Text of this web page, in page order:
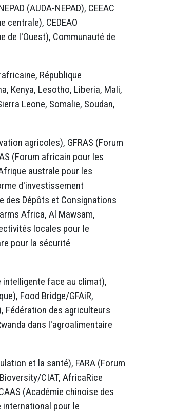
(AUDA-NEPAD), CEEAC
centrale), CEDEAO
de l'Ouest), Communauté de
République
Kenya, Lesotho, Liberia, Mali,
Leone, Somalie, Soudan,
agricoles), GFRAS (Forum
(Forum africain pour les
australe pour les
d'investissement
des Dépôts et Consignations
Africa, Al Mawsam,
locales pour le
pour la sécurité
intelligente face au climat),
Food Bridge/GFAiR,
Fédération des agriculteurs
dans l'agroalimentaire
et la santé), FARA (Forum
CIAT, AfricaRice
(Académie chinoise des
international pour le